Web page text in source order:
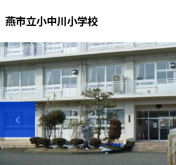
燕市立小中川小学校